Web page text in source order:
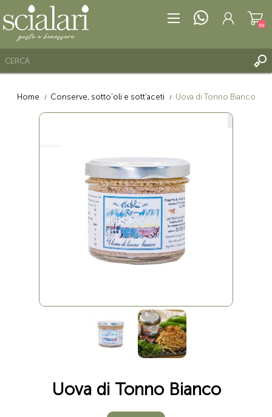
(0)
Home Conserve, sotto'oli e sott'aceti Uova di Tonno Bianco
Uova di Tonno Bianco